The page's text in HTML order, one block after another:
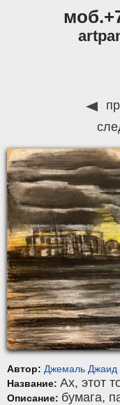
Автор: Джемаль
Название: Ах, этот
Описание: бумага,